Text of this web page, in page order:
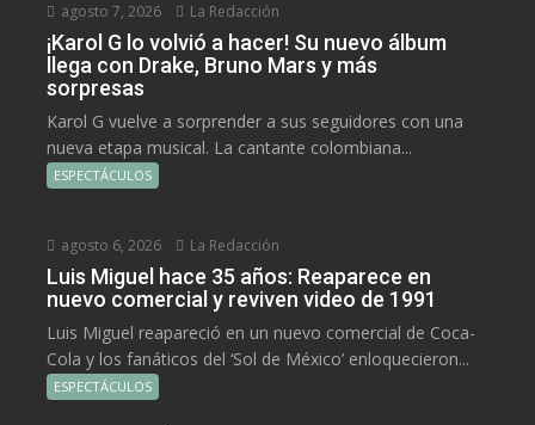
agosto 7, 2026 La Redacción
¡Karol G lo volvió a hacer! Su nuevo álbum
llega con Drake, Bruno Mars y más
sorpresas
Karol G vuelve a sorprender a sus seguidores con una
nueva etapa musical. La cantante colombiana...
ESPECTÁCULOS
agosto 6, 2026 La Redacción
Luis Miguel hace 35 años: Reaparece en
nuevo comercial y reviven video de 1991
Luis Miguel reapareció en un nuevo comercial de Coca-
Cola y los fanáticos del ‘Sol de México’ enloquecieron...
ESPECTÁCULOS